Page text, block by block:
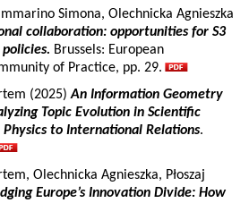
Simona, Olechnicka Agnieszka
collaboration: opportunities for S3
Brussels: European
of Practice, pp. 29.
(2025)An Information Geometry
Topic Evolution in Scientific
to International Relations.
Olechnicka Agnieszka, Płoszaj
Europe’s Innovation Divide: How